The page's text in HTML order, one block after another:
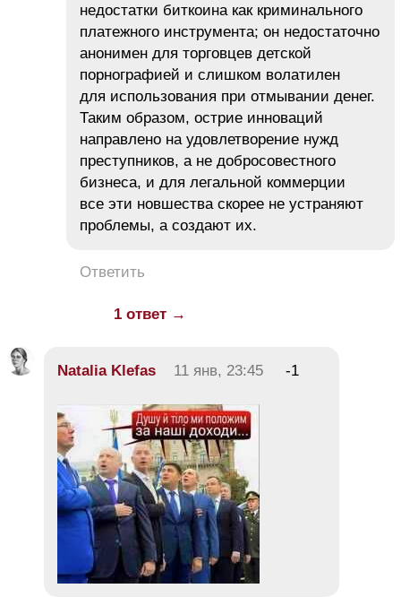
недостатки биткоина как криминального
платежного инструмента; он недостаточно
анонимен для торговцев детской
порнографией и слишком волатилен
для использования при отмывании денег.
Таким образом, острие инноваций
направлено на удовлетворение нужд
преступников, а не добросовестного
бизнеса, и для легальной коммерции
все эти новшества скорее не устраняют
проблемы, а создают их.
Ответить
1 ответ →
Natalia Klefas 11 янв, 23:45 -1